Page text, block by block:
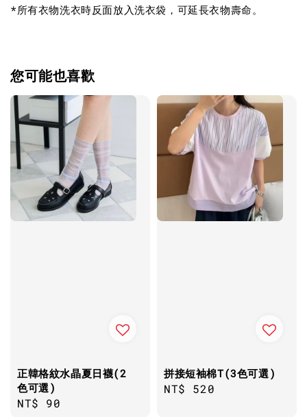
*所有衣物洗衣時反面放入洗衣袋，可延長衣物壽命。
您可能也喜歡
正韓格紋水晶夏日襪(2
色可選)
Regular
NT$ 90
拼接短袖棉T(3色可選)
Regular
NT$ 520